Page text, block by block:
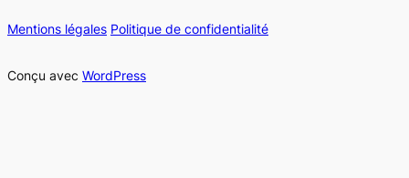
Mentions légales Politique de confidentialité
Conçu avec WordPress